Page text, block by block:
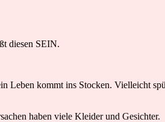
diesen SEIN.
Leben kommt ins Stocken. Vielleicht
haben viele Kleider und Gesichter.